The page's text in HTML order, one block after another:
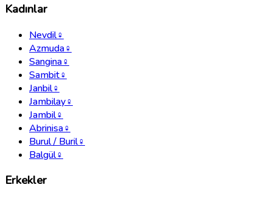
Kadınlar
Nevdil♀
Azmuda♀
Sangina♀
Sambit♀
Janbil♀
Jambilay♀
Jambil♀
Abrinisa♀
Burul / Buril♀
Balgül♀
Erkekler